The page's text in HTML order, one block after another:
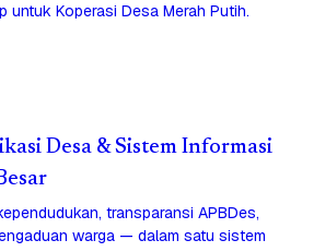
untuk Koperasi Desa Merah Putih.
Desa & Sistem Informasi
transparansi APBDes,
warga — dalam satu sistem